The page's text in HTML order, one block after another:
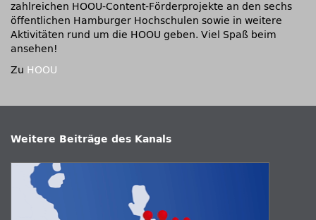
zahlreichen HOOU-Content-Förderprojekte an den sechs
öffentlichen Hamburger Hochschulen sowie in weitere
Aktivitäten rund um die HOOU geben. Viel Spaß beim
ansehen!
Zu HOOU
Weitere Beiträge des Kanals